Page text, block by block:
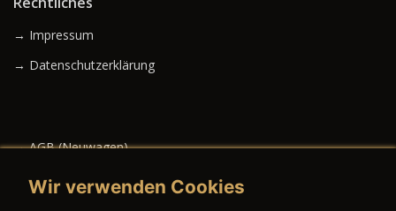
→ Impressum
→ Datenschutzerklärung
→ AGB (Neuwagen)
→ AGB (Gebrauchtwagen)
Wir verwenden Cookies